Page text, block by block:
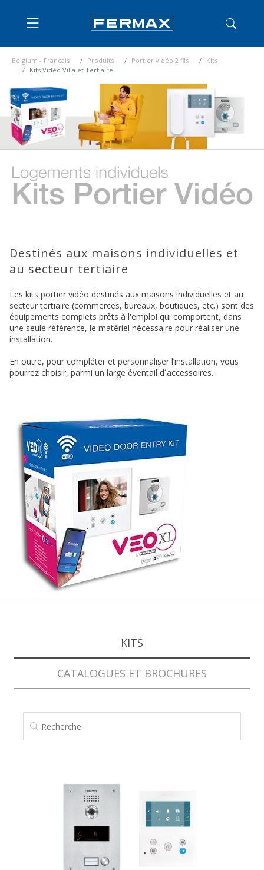
Belgium - Français Produits Portier vidéo 2 fils
Kits
Kits Vidéo Villa et Tertiaire
Destinés aux maisons individuelles et
au secteur tertiaire
Les kits portier vidéo destinés aux maisons individuelles et au
secteur tertiaire (commerces, bureaux, boutiques, etc.) sont des
équipements complets prêts à l'emploi qui comportent, dans
une seule référence, le matériel nécessaire pour réaliser une
installation.
En outre, pour compléter et personnaliser l’installation, vous
pourrez choisir, parmi un large éventail d´accessoires.
KITS
CATALOGUES ET BROCHURES
RECHERCHE